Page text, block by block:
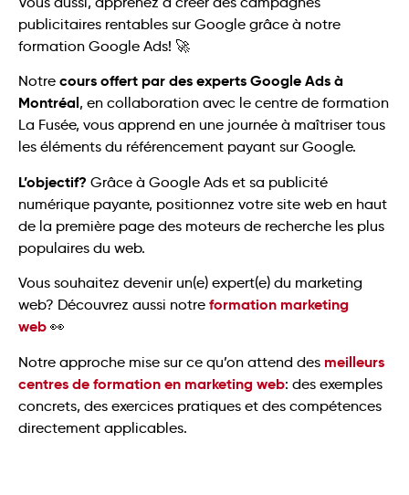
publicitaires rentables sur Google grâce à notre
formation Google Ads! 🚀
Notre cours offert par des experts Google Ads à
Montréal, en collaboration avec le centre de formation
La Fusée, vous apprend en une journée à maîtriser tous
les éléments du référencement payant sur Google.
L’objectif? Grâce à Google Ads et sa publicité
numérique payante, positionnez votre site web en haut
de la première page des moteurs de recherche les plus
populaires du web.
Vous souhaitez devenir un(e) expert(e) du marketing
web? Découvrez aussi notre formation marketing
web 👀
Notre approche mise sur ce qu’on attend des meilleurs
centres de formation en marketing web: des exemples
concrets, des exercices pratiques et des compétences
directement applicables.